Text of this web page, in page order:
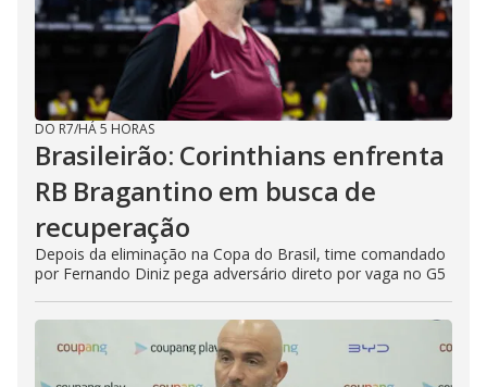
DO R7/HÁ 5 HORAS
Brasileirão: Corinthians enfrenta
RB Bragantino em busca de
recuperação
Depois da eliminação na Copa do Brasil, time comandado
por Fernando Diniz pega adversário direto por vaga no G5